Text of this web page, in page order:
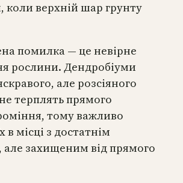
коли верхній шар грунту
помилка — це невірне
рослини. Дендробіуми
але розсіяного
терплять прямого
тому важливо
в місці з достатнім
але захищеним від прямого